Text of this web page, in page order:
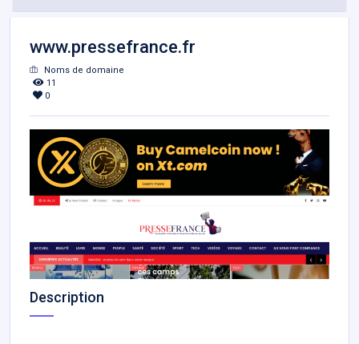
www.pressefrance.fr
Noms de domaine
11
0
Description